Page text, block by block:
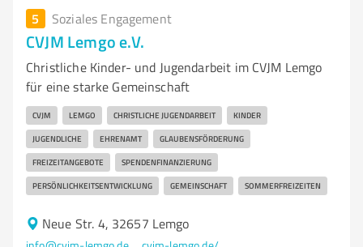
5 Soziales Engagement
CVJM Lemgo e.V.
Christliche Kinder- und Jugendarbeit im CVJM Lemgo
für eine starke Gemeinschaft
CVJM LEMGO CHRISTLICHE JUGENDARBEIT KINDER
JUGENDLICHE EHRENAMT GLAUBENSFÖRDERUNG
FREIZEITANGEBOTE SPENDENFINANZIERUNG
PERSÖNLICHKEITSENTWICKLUNG GEMEINSCHAFT SOMMERFREIZEITEN
Neue Str. 4, 32657 Lemgo